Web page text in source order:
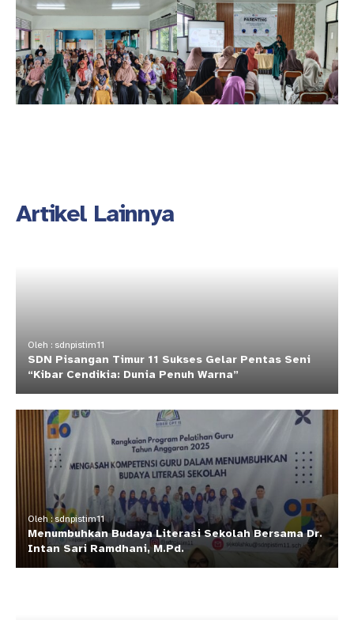
Artikel Lainnya
Oleh : sdnpistim11
SDN Pisangan Timur 11 Sukses Gelar Pentas Seni
“Kibar Cendikia: Dunia Penuh Warna”
Oleh : sdnpistim11
Menumbuhkan Budaya Literasi Sekolah Bersama Dr.
Intan Sari Ramdhani, M.Pd.